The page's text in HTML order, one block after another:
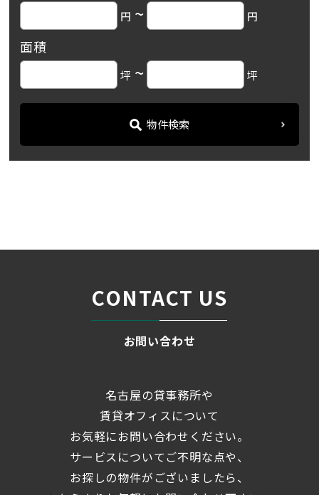
円 ~ 円
面積
坪 ~ 坪
物件検索
CONTACT US
お問い合わせ
名古屋の貸事務所や
賃貸オフィスについて
お気軽にお問い合わせください。
サービスについてご不明な点や、
お探しの物件がございましたら、